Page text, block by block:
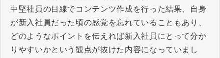
中堅社員の目線でコンテンツ作成を行った結果、自身
が新入社員だった頃の感覚を忘れていることもあり、
どのようなポイントを伝えれば新入社員にとって分か
りやすいかという観点が抜けた内容になっていまし